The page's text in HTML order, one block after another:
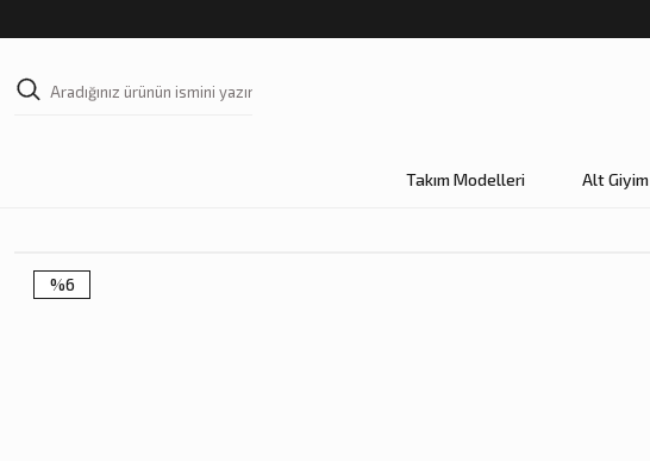
Takım Modelleri Alt Giyim
%6